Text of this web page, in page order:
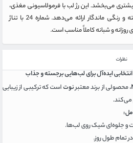
می‌بخشد. این رژ لب با فرمولاسیونی مغذی،
لب‌ها را نرم و لطیف نگه داشته و رنگی ماندگار ارائه می‌دهد. شماره 24 با تناژ
و شبانه کاملاً مناسب است.
نظرات
، محصولی از برند معتبرنوتاست که ترکیبی از زیبایی
می‌کند.
جلوه‌ای شیک روی لب‌ها.
تمام طول روز.